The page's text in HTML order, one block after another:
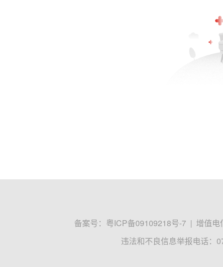
备案号： 粤ICP备09109218号-7 | 增值电
违法和不良信息举报电话：